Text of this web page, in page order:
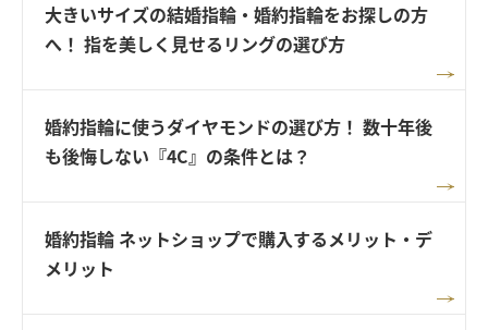
大きいサイズの結婚指輪・婚約指輪をお探しの方
へ！ 指を美しく見せるリングの選び方
婚約指輪に使うダイヤモンドの選び方！ 数十年後
も後悔しない『4C』の条件とは？
婚約指輪 ネットショップで購入するメリット・デ
メリット